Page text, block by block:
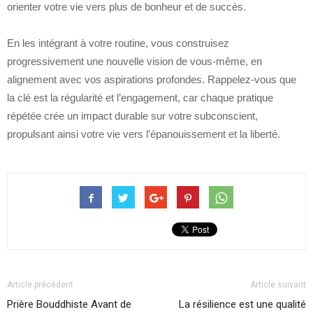
orienter votre vie vers plus de bonheur et de succès.
En les intégrant à votre routine, vous construisez
progressivement une nouvelle vision de vous-même, en
alignement avec vos aspirations profondes. Rappelez-vous que
la clé est la régularité et l’engagement, car chaque pratique
répétée crée un impact durable sur votre subconscient,
propulsant ainsi votre vie vers l’épanouissement et la liberté.
Article précédent
Prière Bouddhiste Avant de
Article suivant
La résilience est une qualité